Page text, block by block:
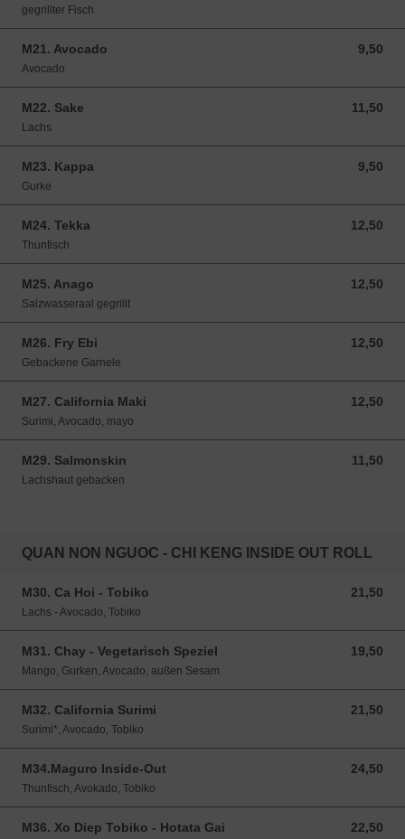
gegrillter Fisch
M21. Avocado 9,50
9,50 EUR
Avocado
M22. Sake 11,50
11,50 EUR
Lachs
M23. Kappa 9,50
9,50 EUR
Gurke
M24. Tekka 12,50
12,50 EUR
Thunfisch
M25. Anago 12,50
12,50 EUR
Salzwasseraal gegrillt
M26. Fry Ebi 12,50
12,50 EUR
Gebackene Garnele
M27. California Maki 12,50
12,50 EUR
Surimi, Avocado, mayo
M29. Salmonskin 11,50
11,50 EUR
Lachshaut gebacken
QUAN NON NGUOC - CHI KENG INSIDE OUT ROLL
M30. Ca Hoi - Tobiko 21,50
21,50 EUR
Lachs - Avocado, Tobiko
M31. Chay - Vegetarisch Speziel 19,50
19,50 EUR
Mango, Gurken, Avocado, außen Sesam
M32. California Surimi 21,50
21,50 EUR
Surimi*, Avocado, Tobiko
M34.Maguro Inside-Out 24,50
24,50 EUR
Thunfisch, Avokado, Tobiko
M36. Xo Diep Tobiko - Hotata Gai 22,50
22,50 EUR